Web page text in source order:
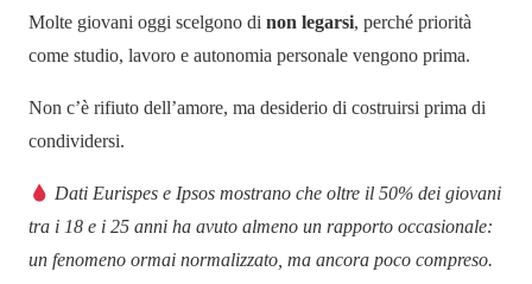
Molte giovani oggi scelgono di non legarsi, perché priorità
come studio, lavoro e autonomia personale vengono prima.
Non c’è rifiuto dell’amore, ma desiderio di costruirsi prima di
condividersi.
Dati Eurispes e Ipsos mostrano che oltre il 50% dei giovani
tra i 18 e i 25 anni ha avuto almeno un rapporto occasionale:
un fenomeno ormai normalizzato, ma ancora poco compreso.